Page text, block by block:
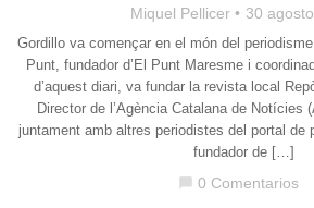
Miquel Pellicer 30
Gordillo va començar en el món del
Punt, fundador d’El Punt Maresme i
d’aquest diari, va fundar la revista local
Director de l’Agència Catalana de Notícies
juntament amb altres periodistes del portal de
fundador de […]
chat_bubble 0 Comentarios